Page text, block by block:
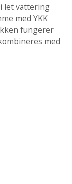
let vattering
med YKK
fungerer
med